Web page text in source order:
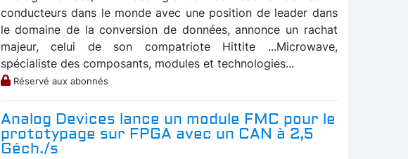
conducteurs dans le monde avec une position de leader dans
le domaine de la conversion de données, annonce un rachat
majeur, celui de son compatriote Hittite ...Microwave,
spécialiste des composants, modules et technologies...
Réservé aux abonnés
Analog Devices lance un module FMC pour le
prototypage sur FPGA avec un CAN à 2,5
Géch./s